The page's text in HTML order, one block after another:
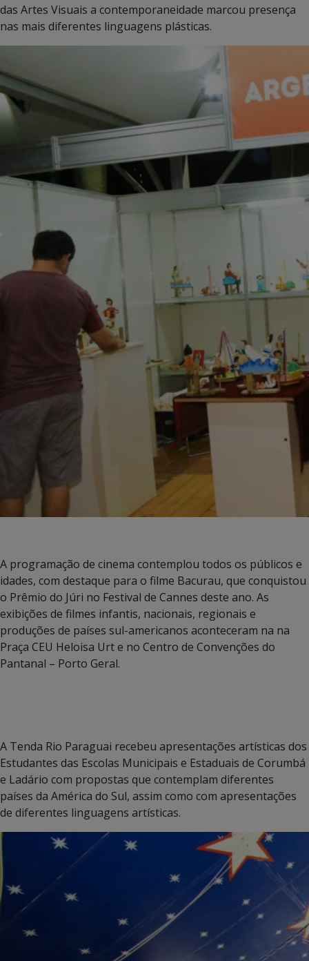
das Artes Visuais a contemporaneidade marcou presença
nas mais diferentes linguagens plásticas.
A programação de cinema contemplou todos os públicos e
idades, com destaque para o filme Bacurau, que conquistou
o Prêmio do Júri no Festival de Cannes deste ano. As
exibições de filmes infantis, nacionais, regionais e
produções de países sul-americanos aconteceram na na
Praça CEU Heloisa Urt e no Centro de Convenções do
Pantanal – Porto Geral.
A Tenda Rio Paraguai recebeu apresentações artísticas dos
Estudantes das Escolas Municipais e Estaduais de Corumbá
e Ladário com propostas que contemplam diferentes
países da América do Sul, assim como com apresentações
de diferentes linguagens artísticas.